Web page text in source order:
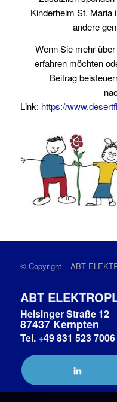
Kinderheim St. Maria
andere
Wenn Sie mehr
erfahren möchten
Beitrag
Link: https://
© Copyright – ABT
ABT
Heisinger Straße 12
87437 Kempten
Tel. +49 831 523